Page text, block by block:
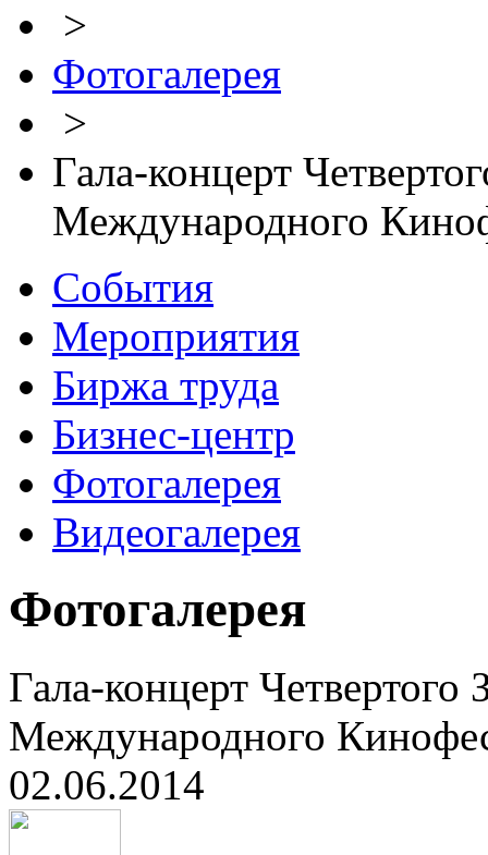
>
Фотогалерея
>
Гала-концерт
Международного
События
Мероприятия
Биржа труда
Бизнес-центр
Фотогалерея
Видеогалерея
Фотогалерея
Гала-концерт Четвертого
Международного
02.06.2014